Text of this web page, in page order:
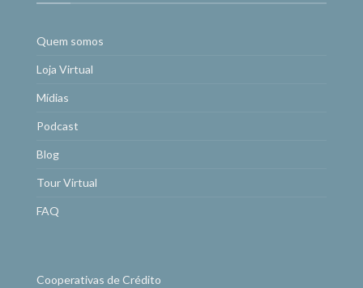
Quem somos
Loja Virtual
Mídias
Podcast
Blog
Tour Virtual
FAQ
Cooperativas de Crédito